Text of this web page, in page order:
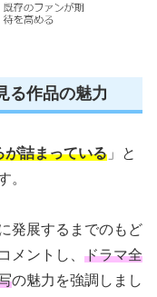
る作品の魅力
が詰まっている 」と
。
発展するまでのもど
メントし、 ドラマ全
の魅力を強調しまし